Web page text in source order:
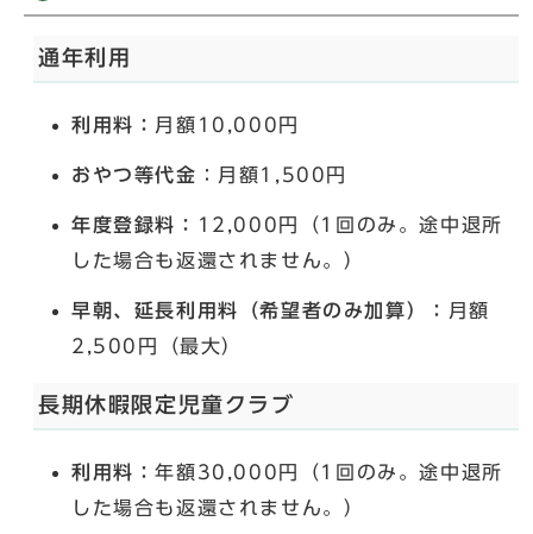
通年利用
利用料： 月額10,000円
おやつ等代金 ：月額1,500円
年度登録料：
12,000円（1回のみ。途中退所
した場合も返還されません。）
早朝、延長利用料（希望者のみ加算）：
月額
2,500円（最大）
長期休暇限定児童クラブ
利用料：年額30,000円（1回のみ。途中退所
した場合も返還されません。）